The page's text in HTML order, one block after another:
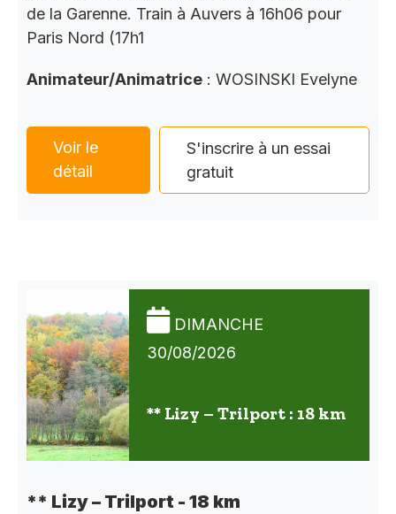
de la Garenne. Train à Auvers à 16h06 pour
Paris Nord (17h1
Animateur/Animatrice : WOSINSKI Evelyne
Voir le
détail
S'inscrire à un essai
gratuit
DIMANCHE
30/08/2026
** Lizy – Trilport : 18 km
** Lizy – Trilport - 18 km